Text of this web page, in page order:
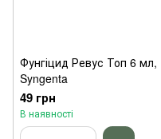
Фунгіцид Ревус Топ 6 мл,
Syngenta
49 грн
В наявності